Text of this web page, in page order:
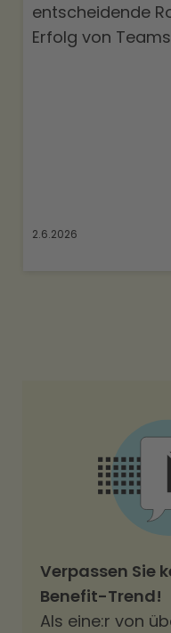
entscheidende
Erfolg von
2.6.2026
Verpassen Sie
Benefit-Trend!
Als eine:r von